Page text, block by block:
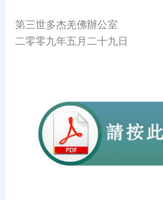
第三世多杰羌佛辦公室
二零零九年五月二十九日